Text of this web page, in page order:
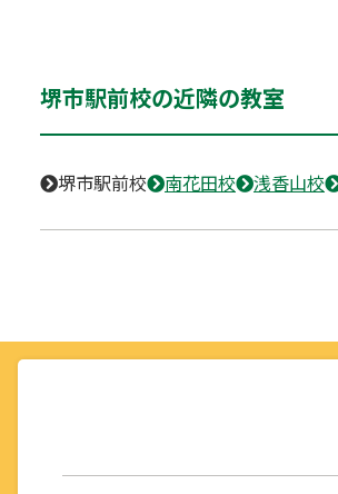
堺市駅前校の近隣の教室
堺市駅前校 南花田校 浅香山校